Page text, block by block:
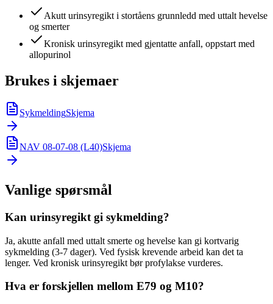
Akutt urinsyregikt i stortåens grunnledd med uttalt hevelse
og smerter
Kronisk urinsyregikt med gjentatte anfall, oppstart med
allopurinol
Brukes i skjemaer
SykmeldingSkjema
NAV 08-07-08 (L40)Skjema
Vanlige spørsmål
Kan urinsyregikt gi sykmelding?
Ja, akutte anfall med uttalt smerte og hevelse kan gi kortvarig
sykmelding (3-7 dager). Ved fysisk krevende arbeid kan det ta
lenger. Ved kronisk urinsyregikt bør profylakse vurderes.
Hva er forskjellen mellom E79 og M10?